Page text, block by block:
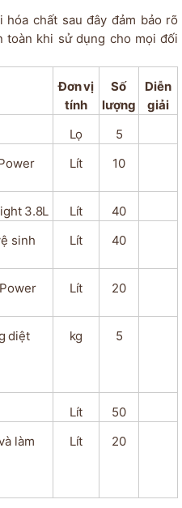
hóa chất sau đây đảm bảo rõ
toàn khi sử dụng cho mọi đối
Đơnvị
tính
Số
lượng
Diễn
giải
Lọ
5
Lít 10
3.8L Lít
40
sinh
Lít 40
Power
Lít 20
diệt
kg 5
Lít
50
làm
Lít 20